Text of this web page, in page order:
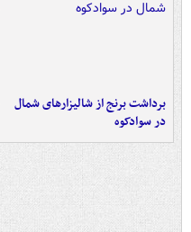
برداشت برنج از شالیزارهای شمال
در سوادکوه